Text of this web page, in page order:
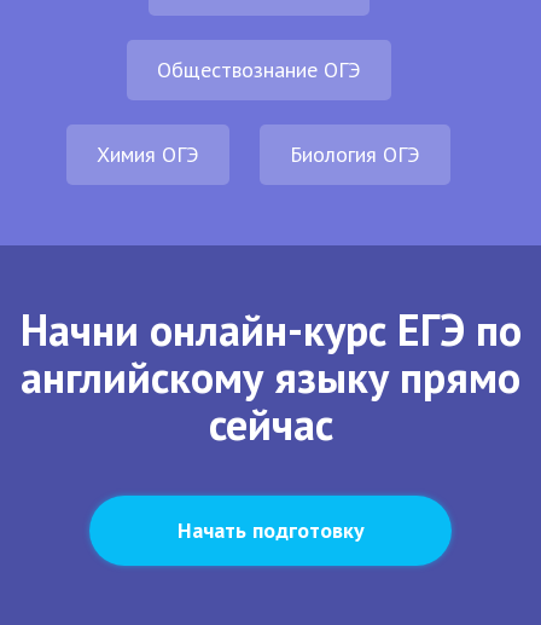
Обществознание ОГЭ
Химия ОГЭ Биология ОГЭ
Начни онлайн-курс ЕГЭ по
английскому языку прямо
сейчас
Начать подготовку